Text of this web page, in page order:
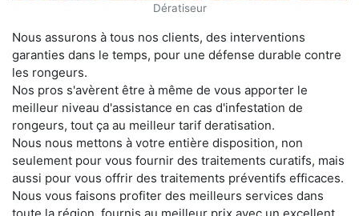
Dératiseur
Nous assurons à tous nos clients, des interventions
garanties dans le temps, pour une défense durable contre
les rongeurs.
Nos pros s'avèrent être à même de vous apporter le
meilleur niveau d'assistance en cas d'infestation de
rongeurs, tout ça au meilleur tarif deratisation.
Nous nous mettons à votre entière disposition, non
seulement pour vous fournir des traitements curatifs, mais
aussi pour vous offrir des traitements préventifs efficaces.
Nous vous faisons profiter des meilleurs services dans